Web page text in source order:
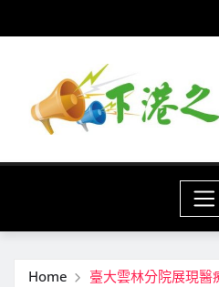
to
Home 臺大雲林分院展現醫